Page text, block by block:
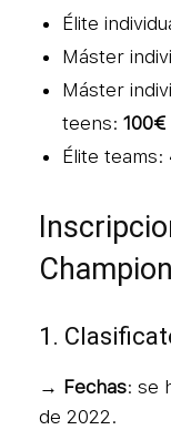
Élite
Máster
Máster
teens: 100€
Élite teams:
1.
→ Fechas: se
de 2022.